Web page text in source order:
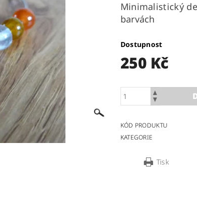
Minimalistický
barvách
Dostupnost
250 Kč
KÓD PRODUKTU
KATEGORIE
Tisk